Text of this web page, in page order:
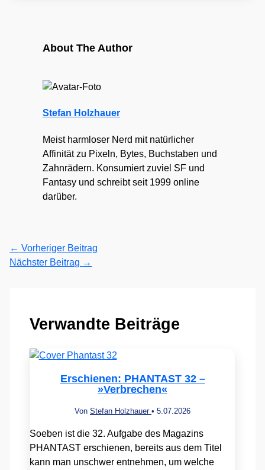
About The Author
Stefan Holzhauer
Meist harmloser Nerd mit natürlicher
Affinität zu Pixeln, Bytes, Buchstaben und
Zahnrädern. Konsumiert zuviel SF und
Fantasy und schreibt seit 1999 online
darüber.
← Vorheriger Beitrag
Nächster Beitrag →
Verwandte Beiträge
Erschienen: PHANTAST 32 –
»Verbrechen«
Von Stefan Holzhauer • 5.07.2026
Soeben ist die 32. Aufgabe des Magazins
PHANTAST erschienen, bereits aus dem Titel
kann man unschwer entnehmen, um welche